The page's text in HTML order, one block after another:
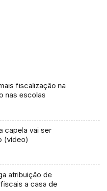
fiscalização na
nas escolas
capela vai ser
(vídeo)
atribuição de
a casa de